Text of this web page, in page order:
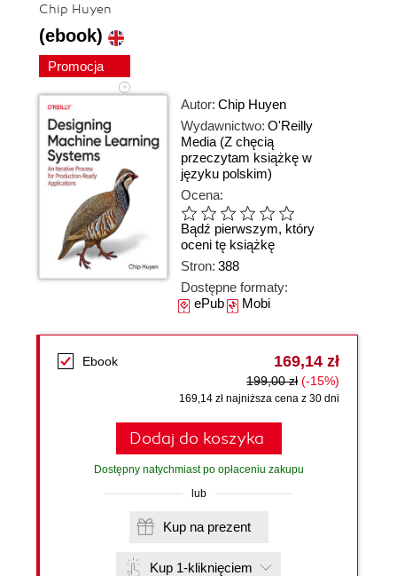
Chip Huyen
(ebook)
Promocja
Autor: Chip Huyen
Wydawnictwo: O'Reilly
Media (Z chęcią
przeczytam książkę w
języku polskim)
Ocena:
Bądź pierwszym, który
oceni tę książkę
Stron: 388
Dostępne formaty:
ePubMobi
Ebook 169,14 zł
199,00 zł (-15%)
169,14 zł najniższa cena z 30 dni
Dodaj do koszyka
Dostępny natychmiast po opłaceniu zakupu
lub
Kup na prezent
Kup 1-kliknięciem